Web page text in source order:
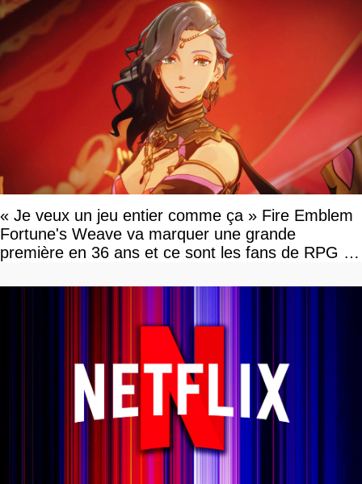
« Je veux un jeu entier comme ça » Fire Emblem
Fortune's Weave va marquer une grande
première en 36 ans et ce sont les fans de RPG en